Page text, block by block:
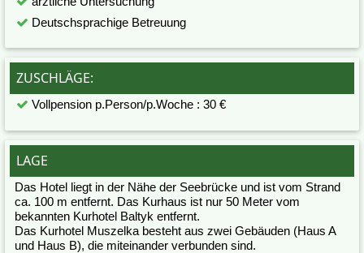
Deutschsprachige Betreuung
ZUSCHLÄGE:
Vollpension p.Person/p.Woche : 30 €
LAGE
Das Hotel liegt in der Nähe der Seebrücke und ist vom Strand
ca. 100 m entfernt. Das Kurhaus ist nur 50 Meter vom
bekannten Kurhotel Baltyk entfernt.
Das Kurhotel Muszelka besteht aus zwei Gebäuden (Haus A
und Haus B), die miteinander verbunden sind.